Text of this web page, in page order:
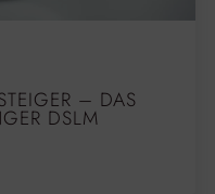
– DAS
DSLM